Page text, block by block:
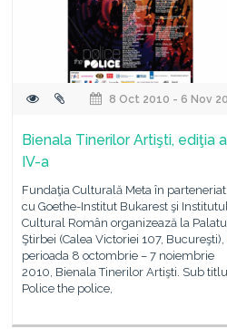
8 Oct 2010 - 6 Nov
Bienala Tinerilor Artişti, ediţia a
IV-a
Fundaţia Culturală Meta în parteneriat
cu Goethe-Institut Bukarest şi
Cultural Român organizează la
Ştirbei (Calea Victoriei 107, Bucureşti),
perioada 8 octombrie – 7 noiembrie
2010, Bienala Tinerilor Artişti. Sub
Police the police,